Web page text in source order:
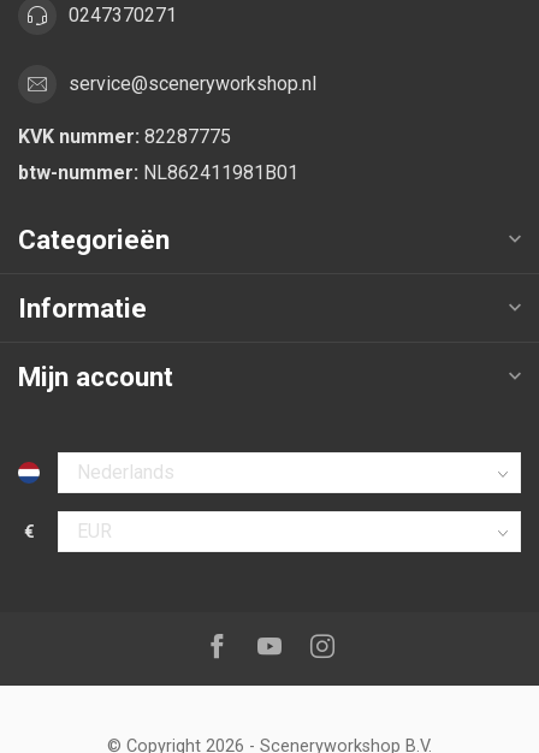
0247370271
service@sceneryworkshop.nl
KVK nummer: 82287775
btw-nummer: NL862411981B01
Categorieën
Informatie
Mijn account
Selecteer taal
€
Selecteer valuta
Volg ons op:Facebook
YoutubeInstagram
© Copyright 2026 - Sceneryworkshop B.V.